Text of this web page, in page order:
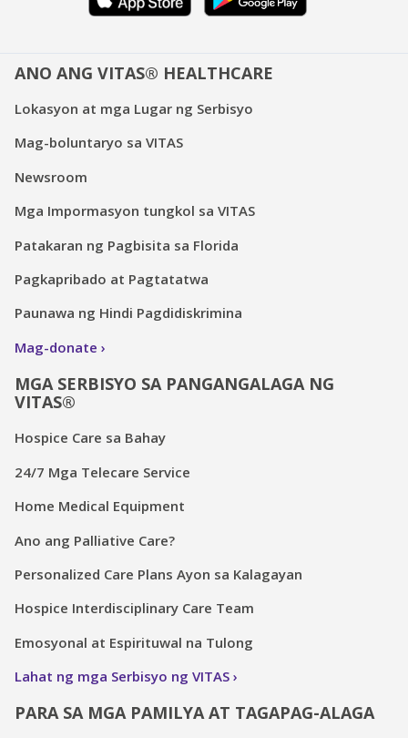
ANO ANG VITAS® HEALTHCARE
Lokasyon at mga Lugar ng Serbisyo
Mag-boluntaryo sa VITAS
Newsroom
Mga Impormasyon tungkol sa VITAS
Patakaran ng Pagbisita sa Florida
Pagkapribado at Pagtatatwa
Paunawa ng Hindi Pagdidiskrimina
Mag-donate
MGA SERBISYO SA PANGANGALAGA NG
VITAS®
Hospice Care sa Bahay
24/7 Mga Telecare Service
Home Medical Equipment
Ano ang Palliative Care?
Personalized Care Plans Ayon sa Kalagayan
Hospice Interdisciplinary Care Team
Emosyonal at Espirituwal na Tulong
Lahat ng mga Serbisyo ng VITAS
PARA SA MGA PAMILYA AT TAGAPAG-ALAGA